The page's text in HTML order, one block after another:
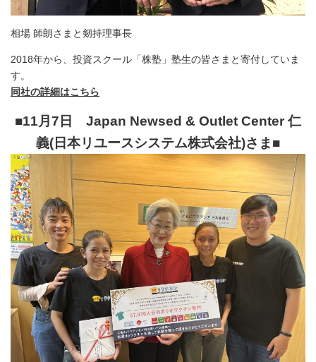
相場 師朗さまと剱持理事長
2018年から、投資スクール「株塾」塾生の皆さまと寄付していま
す。
同社の詳細はこちら
■11月7日 Japan Newsed & Outlet Center 仁
義(日本リユースシステム株式会社)さま ■